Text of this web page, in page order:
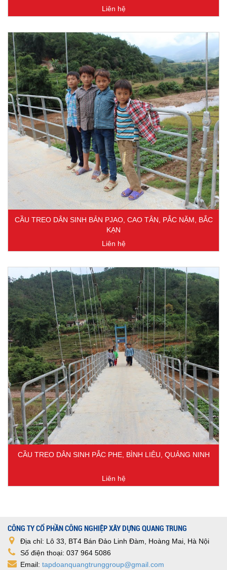
Liên hệ
CẦU TREO DÂN SINH BẢN PJAO, CAO TÂN, PẮC NẶM, BẮC
KẠN
Liên hệ
CẦU TREO DÂN SINH PẮC PHE, BÌNH LIÊU, QUẢNG NINH
Liên hệ
CÔNG TY CỔ PHẦN CÔNG NGHIỆP XÂY DỰNG QUANG TRUNG
Địa chỉ: Lô 33, BT4 Bán Đảo Linh Đàm, Hoàng Mai, Hà Nội
Số điện thoại: 037 964 5086
Email: tapdoanquangtrunggroup@gmail.com